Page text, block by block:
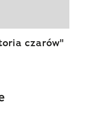
czarów"